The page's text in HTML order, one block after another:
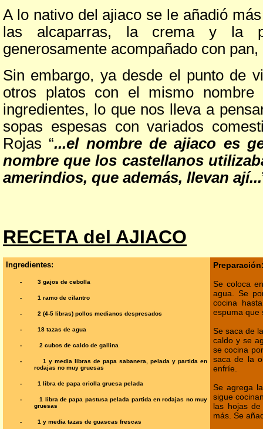
A lo nativo del ajiaco se le añadió
las alcaparras, la crema y la
generosamente acompañado con
Sin embargo, ya desde el punto de
otros platos con el mismo nombre
ingredientes, lo que nos lleva a
sopas espesas con variados
Rojas “...el nombre de ajiaco es
nombre que los castellanos
amerindios, que además, llevan ají...
RECETA del AJIACO
Ingredientes:
- 3 gajos de cebolla
- 1 ramo de cilantro
- 2 (4-5 libras) pollos medianos despresados
- 18 tazas de agua
- 2 cubos de caldo de gallina
-
1 y media libras de papa sabanera, pelada y partida en
rodajas no muy gruesas
- 1 libra de papa criolla gruesa pelada
-
1 libra de papa pastusa pelada partida en rodajas no muy
gruesas
- 1 y media tazas de guascas frescas
Se coloca
agua. Se
cocina
espuma que
Se saca de
caldo y se
se cocina
saca de la
enfríe.
Se agrega
sigue
las hojas
más. Se